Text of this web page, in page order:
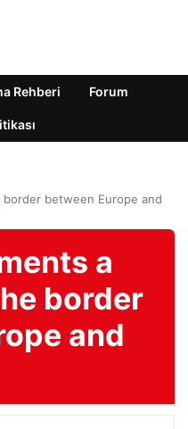
Rehberi Forum
between Europe and
a
border
and